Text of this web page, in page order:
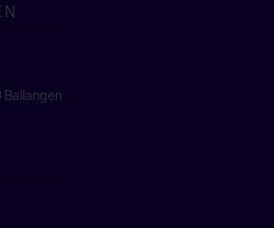
Ballangen